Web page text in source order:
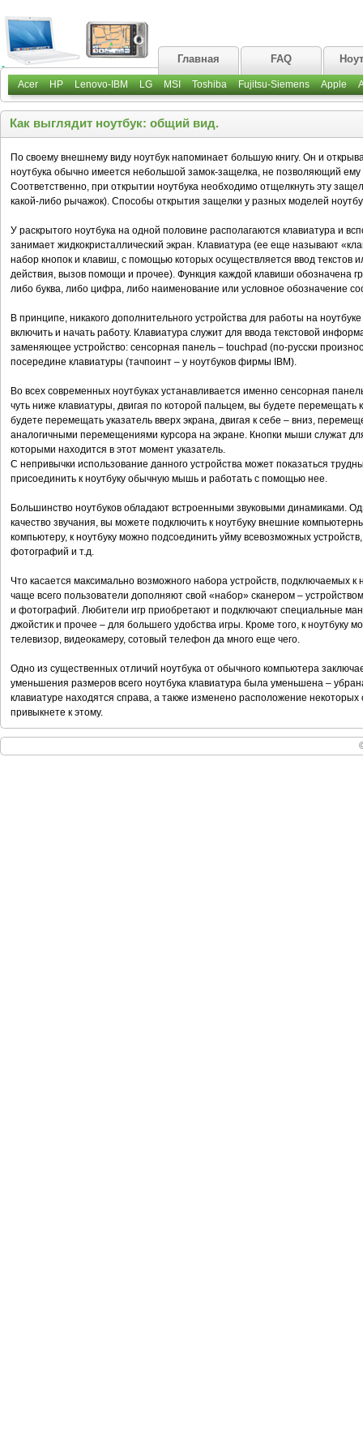
Главная FAQ
Acer HP Lenovo-IBM LG MSI Toshiba Fujitsu-Siemens Apple
Как выглядит ноутбук: общий вид.
По своему внешнему виду ноутбук напоминает большую книгу. Он и
ноутбука обычно имеется небольшой замок-защелка, не позволяющий ему
Соответственно, при открытии ноутбука необходимо отщелкнуть эту
какой-либо рычажок). Способы открытия защелки у разных моделей
У раскрытого ноутбука на одной половине располагаются клавиатура и
занимает жидкокристаллический экран. Клавиатура (ее еще называют
набор кнопок и клавиш, с помощью которых осуществляется ввод
действия, вызов помощи и прочее). Функция каждой клавиши обозначена
либо буква, либо цифра, либо наименование или условное обозначение
В принципе, никакого дополнительного устройства для работы на
включить и начать работу. Клавиатура служит для ввода текстовой
заменяющее устройство: сенсорная панель – touchpad (по-русски
посередине клавиатуры (тачпоинт – у ноутбуков фирмы IВМ).
Во всех современных ноутбуках устанавливается именно сенсорная
чуть ниже клавиатуры, двигая по которой пальцем, вы будете перемещать
будете перемещать указатель вверх экрана, двигая к себе – вниз,
аналогичными перемещениями курсора на экране. Кнопки мыши служат
которыми находится в этот момент указатель.
С непривычки использование данного устройства может показаться
присоединить к ноутбуку обычную мышь и работать с помощью нее.
Большинство ноутбуков обладают встроенными звуковыми динамиками.
качество звучания, вы можете подключить к ноутбуку внешние
компьютеру, к ноутбуку можно подсоединить уйму всевозможных
фотографий и т.д.
Что касается максимально возможного набора устройств, подключаемых к
чаще всего пользователи дополняют свой «набор» сканером –
и фотографий. Любители игр приобретают и подключают специальные
джойстик и прочее – для большего удобства игры. Кроме того, к ноутбуку
телевизор, видеокамеру, сотовый телефон да много еще чего.
Одно из существенных отличий ноутбука от обычного компьютера
уменьшения размеров всего ноутбука клавиатура была уменьшена –
клавиатуре находятся справа, а также изменено расположение
привыкнете к этому.